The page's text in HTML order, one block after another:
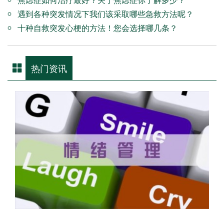
遇到各种突发情况下我们该采取哪些急救方法呢？
十种自救突发心梗的方法！您会选择哪几条？
热门资讯